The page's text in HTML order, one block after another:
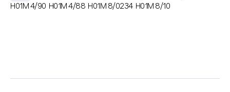
H01M 4/90 H01M 4/88 H01M 8/0234 H01M 8/10